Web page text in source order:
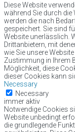
Diese Website
während Sie durch die
werden die nach
gespeichert. Sie sind
Website unerlässlich.
Drittanbietern, mit
wie Sie unsere
Zustimmung in Ihrem
Möglichkeit, diese
dieser Cookies kann
Necessary
Necessary
immer aktiv
Notwendige Cookies
Website unbedingt
die grundlegende